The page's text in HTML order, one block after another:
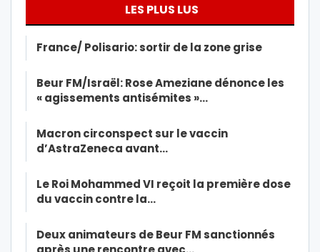
LES PLUS LUS
France/ Polisario: sortir de la zone grise
Beur FM/Israël: Rose Ameziane dénonce les
« agissements antisémites »…
Macron circonspect sur le vaccin
d’AstraZeneca avant…
Le Roi Mohammed VI reçoit la première dose
du vaccin contre la…
Deux animateurs de Beur FM sanctionnés